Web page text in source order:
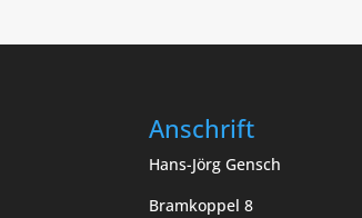
Anschrift
Hans-Jörg Gensch
Bramkoppel 8